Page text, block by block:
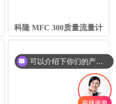
科隆 MFC 300质量流量计
可以介绍下你们的产品么